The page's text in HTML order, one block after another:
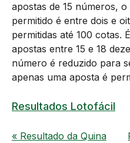
apostas de 15 números,
permitido é entre dois e
permitidas até 100 cotas.
apostas entre 15 e 18
número é reduzido para
apenas uma aposta é
Resultados Lotofácil
« Resultado da Quina